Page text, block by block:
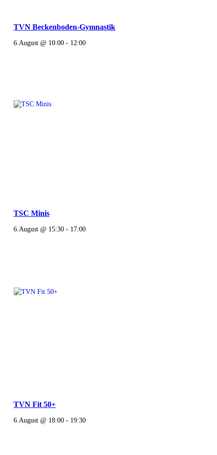
TVN Beckenboden-Gymnastik
6.August @ 10:00 - 12:00
TSC Minis
6.August @ 15:30 - 17:00
TVN Fit 50+
6.August @ 18:00 - 19:30